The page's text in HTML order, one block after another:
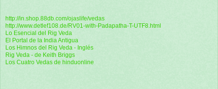
http://in.shop.88db.com/ojaslife/vedas
http://www.detlef108.de/RV01-with-Padapatha-T-UTF8.html
Lo Esencial del Rig Veda
El Portal de la India Antigua
Los Himnos del Rig Veda - Inglés
Rig Veda - de Keith Briggs
Los Cuatro Vedas de hinduonline